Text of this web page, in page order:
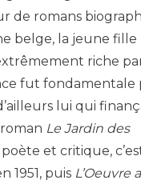
de romans
belge, la jeune
riche
fut fondamentale
lui qui
Le Jardin des
et critique,
1951, puis L’Oeuvre